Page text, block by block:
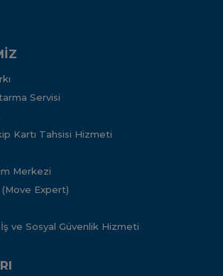
Servisi
Kartı Tahsisi Hizmeti
Merkezi
Expert)
ve Sosyal Güvenlik Hizmeti